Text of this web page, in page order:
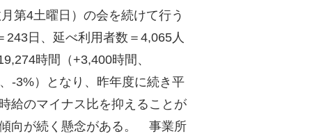
第4土曜日）の会を続けて行う
日、延べ利用者数＝4,065人
時間（+3,400時間、
-3%）となり、昨年度に続き平
給のマイナス比を抑えることが
向が続く懸念がある。 事業所